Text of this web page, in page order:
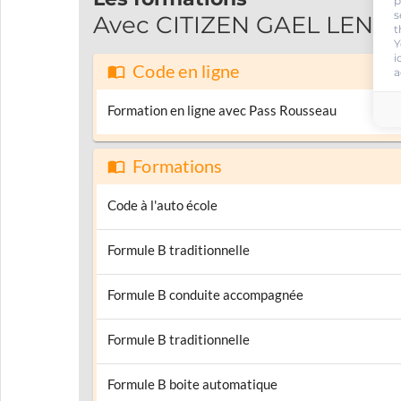
Avec CITIZEN GAEL
Code en ligne
Formation en ligne avec Pass Rousseau
Formations
Code à l'auto école
Formule B traditionnelle
Formule B conduite accompagnée
Formule B traditionnelle
Formule B boite automatique